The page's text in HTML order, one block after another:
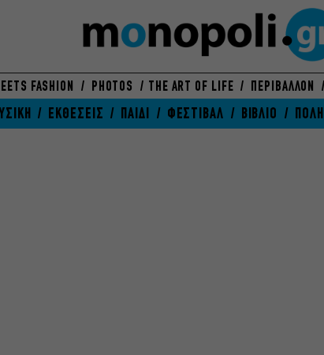
FASHION PHOTOS THE ART OF LIFE ΠΕΡΙΒΑΛΛΟΝ
ΕΚΘΕΣΕΙΣ ΠΑΙΔΙ ΦΕΣΤΙΒΑΛ ΒΙΒΛΙΟ ΠΟΛΗ